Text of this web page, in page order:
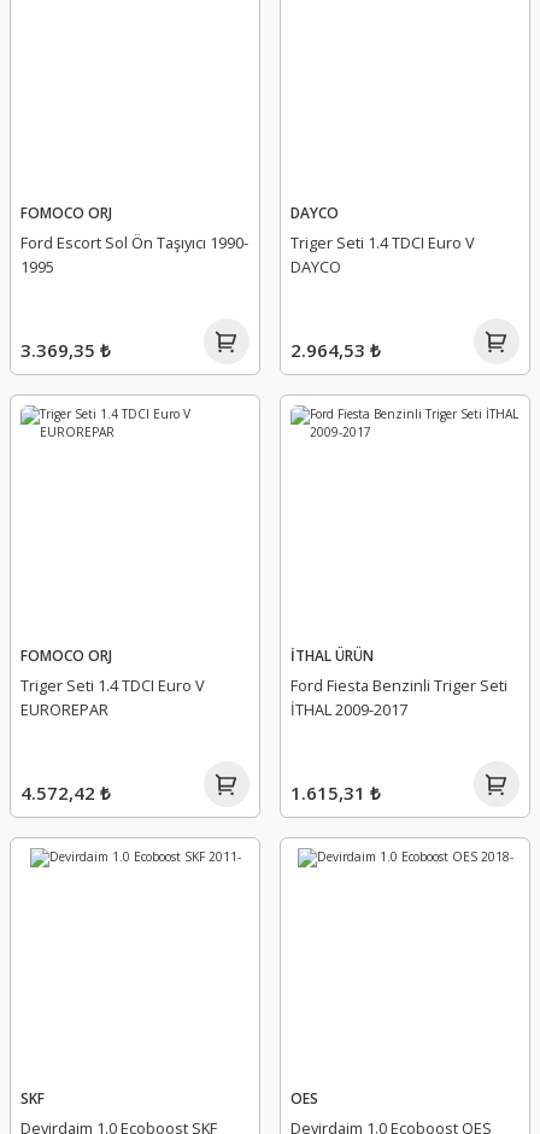
FOMOCO ORJ
Ford Escort Sol Ön Taşıyıcı 1990-
1995
3.369,35 ₺
DAYCO
Triger Seti 1.4 TDCI Euro V
DAYCO
2.964,53 ₺
FOMOCO ORJ
Triger Seti 1.4 TDCI Euro V
EUROREPAR
4.572,42 ₺
İTHAL ÜRÜN
Ford Fiesta Benzinli Triger Seti
İTHAL 2009-2017
1.615,31 ₺
SKF
Devirdaim 1.0 Ecoboost SKF
OES
Devirdaim 1.0 Ecoboost OES